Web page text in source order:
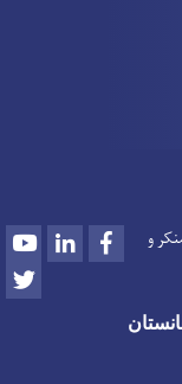
و YoutubeLinkedIn